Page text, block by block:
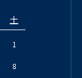
土
1
8